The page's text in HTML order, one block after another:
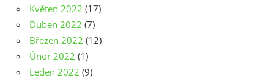
Květen 2022 (17)
Duben 2022 (7)
Březen 2022 (12)
Únor 2022 (1)
Leden 2022 (9)